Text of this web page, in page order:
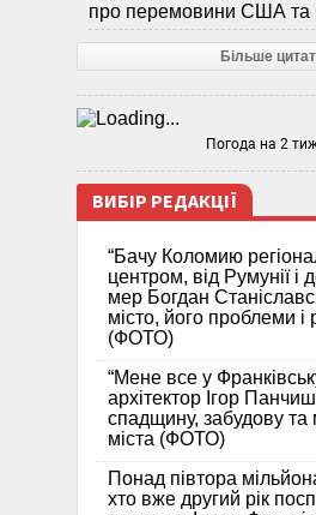
про перемовини США та
Більше цитат
Погода на 2
ВИБІР РЕДАКЦІЇ
“Бачу Коломию
центром, від Румунії і
мер Богдан
місто, його проблеми і
(ФОТО)
“Мене все у
архітектор Ігор
спадщину, забудову та
міста (ФОТО)
Понад півтора
хто вже другий рік